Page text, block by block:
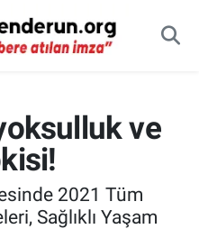
ve
2021 Tüm
Sağlıklı Yaşam